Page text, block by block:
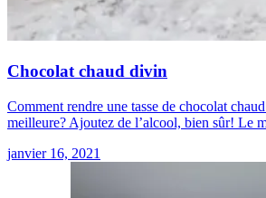
Chocolat chaud divin
Comment rendre une tasse de chocolat
meilleure? Ajoutez de l’alcool, bien sûr! Le
janvier 16, 2021